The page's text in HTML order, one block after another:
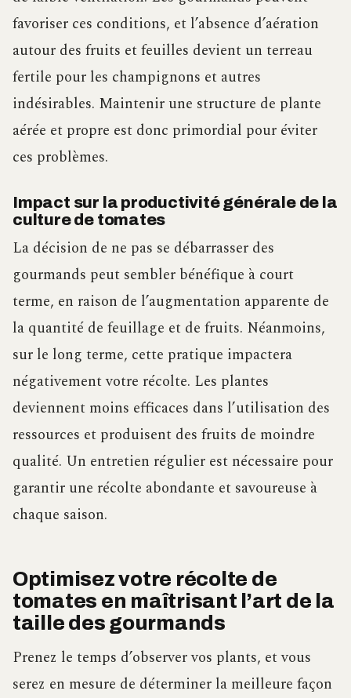
favoriser ces conditions, et l’absence d’aération
autour des fruits et feuilles devient un terreau
fertile pour les champignons et autres
indésirables. Maintenir une structure de plante
aérée et propre est donc primordial pour éviter
ces problèmes.
Impact sur la productivité générale de la
culture de tomates
La décision de ne pas se débarrasser des
gourmands peut sembler bénéfique à court
terme, en raison de l’augmentation apparente de
la quantité de feuillage et de fruits. Néanmoins,
sur le long terme, cette pratique impactera
négativement votre récolte. Les plantes
deviennent moins efficaces dans l’utilisation des
ressources et produisent des fruits de moindre
qualité. Un entretien régulier est nécessaire pour
garantir une récolte abondante et savoureuse à
chaque saison.
Optimisez votre récolte de
tomates en maîtrisant l’art de la
taille des gourmands
Prenez le temps d’observer vos plants, et vous
serez en mesure de déterminer la meilleure façon